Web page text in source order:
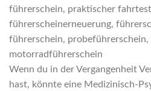
führerschein, praktischer
führerscheinerneuerung,
führerschein,
motorradführerschein
Wenn du in der Vergangenheit
hast, könnte eine Medizinisch-